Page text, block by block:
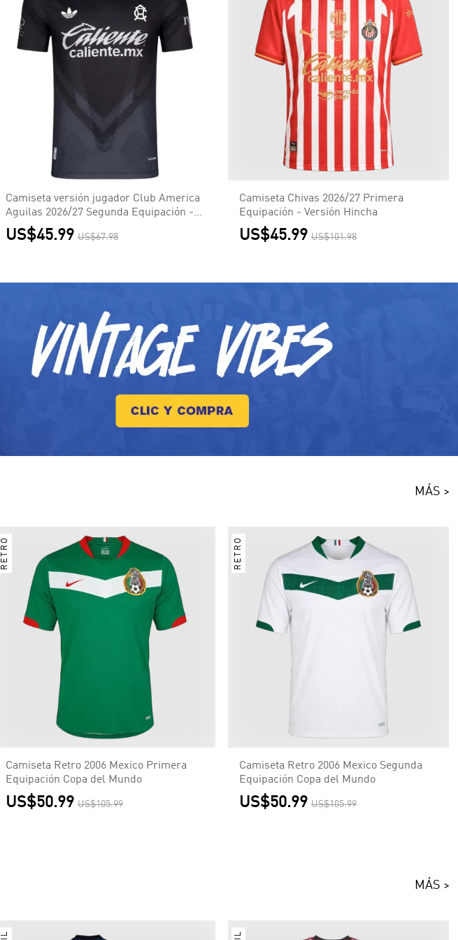
Camiseta versión jugador Club America
Aguilas 2026/27 Segunda Equipación -
Versión Jugador
US$45.99 US$67.98
Camiseta Chivas 2026/27 Primera
Equipación - Versión Hincha
US$45.99 US$101.98
MÁS >
RETRO
Camiseta Retro 2006 Mexico Primera
Equipación Copa del Mundo
US$50.99 US$105.99
RETRO
Camiseta Retro 2006 Mexico Segunda
Equipación Copa del Mundo
US$50.99 US$105.99
MÁS >